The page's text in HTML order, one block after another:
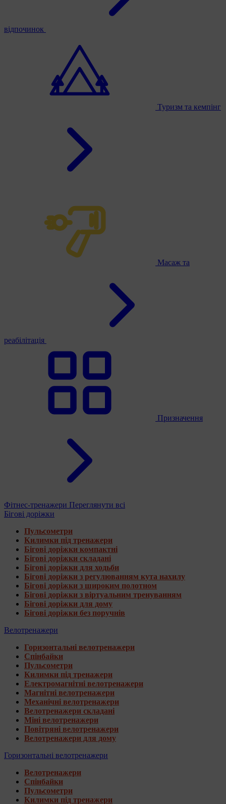
відпочинок
Туризм та кемпінг
Масаж та
реабілітація
Призначення
Фітнес-тренажери Переглянути всі
Бігові доріжки
Пульсометри
Килимки під тренажери
Бігові доріжки компактні
Бігові доріжки складані
Бігові доріжки для ходьби
Бігові доріжки з регулюванням кута нахилу
Бігові доріжки з широким полотном
Бігові доріжки з віртуальним тренуванням
Бігові доріжки для дому
Бігові доріжки без поручнів
Велотренажери
Горизонтальні велотренажери
Спінбайки
Пульсометри
Килимки під тренажери
Електромагнітні велотренажери
Магнітні велотренажери
Механічні велотренажери
Велотренажери складані
Міні велотренажери
Повітряні велотренажери
Велотренажери для дому
Горизонтальні велотренажери
Велотренажери
Спінбайки
Пульсометри
Килимки під тренажери